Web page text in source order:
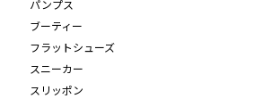
パンプス
ブーティー
フラットシューズ
スニーカー
スリッポン